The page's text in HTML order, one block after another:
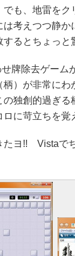
も、地雷を
考えつつ静
るとちょっと
牌除去ゲーム
）が非常に
独創的過ぎ
ロに苛立ちを
ヨ!! Vistaで